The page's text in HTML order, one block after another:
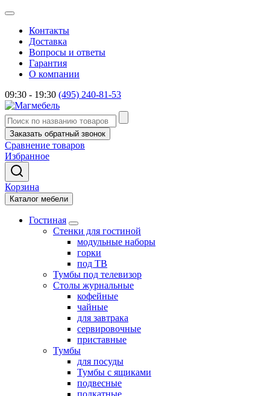
Контакты
Доставка
Вопросы и ответы
Гарантия
О компании
09:30 - 19:30 (495) 240-81-53
Заказать обратный звонок
Сравнение товаров
Избранное
Корзина
Каталог мебели
Гостиная
Стенки для гостиной
модульные наборы
горки
под ТВ
Тумбы под телевизор
Столы журнальные
кофейные
чайные
для завтрака
сервировочные
приставные
Тумбы
для посуды
Тумбы с ящиками
подвесные
подкатные